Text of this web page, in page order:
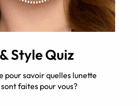
Style Quiz
pour savoir quelles lunette
faites pour vous?